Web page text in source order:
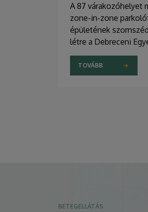
A 87 várakozóhelyet
zone-in-zone
épületének
létre a Debreceni
Központ Kenézy
területet várhatóan
meg a járművek előtt.
TOVÁBB
BETEGELLÁTÁS